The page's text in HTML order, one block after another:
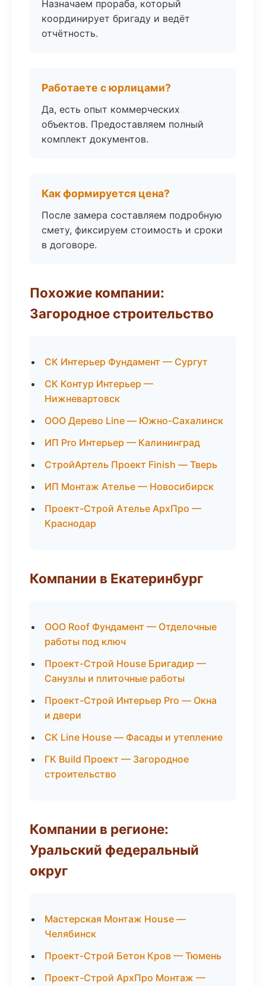
Назначаем прораба, который
координирует бригаду и ведёт
отчётность.
Работаете с юрлицами?
Да, есть опыт коммерческих
объектов. Предоставляем полный
комплект документов.
Как формируется цена?
После замера составляем подробную
смету, фиксируем стоимость и сроки
в договоре.
Похожие компании:
Загородное строительство
СК Интерьер Фундамент — Сургут
СК Контур Интерьер —
Нижневартовск
ООО Дерево Line — Южно-Сахалинск
ИП Pro Интерьер — Калининград
СтройАртель Проект Finish — Тверь
ИП Монтаж Ателье — Новосибирск
Проект-Строй Ателье АрхПро —
Краснодар
Компании в Екатеринбург
ООО Roof Фундамент — Отделочные
работы под ключ
Проект-Строй House Бригадир —
Санузлы и плиточные работы
Проект-Строй Интерьер Pro — Окна
и двери
СК Line House — Фасады и утепление
ГК Build Проект — Загородное
строительство
Компании в регионе:
Уральский федеральный
округ
Мастерская Монтаж House —
Челябинск
Проект-Строй Бетон Кров — Тюмень
Проект-Строй АрхПро Монтаж —